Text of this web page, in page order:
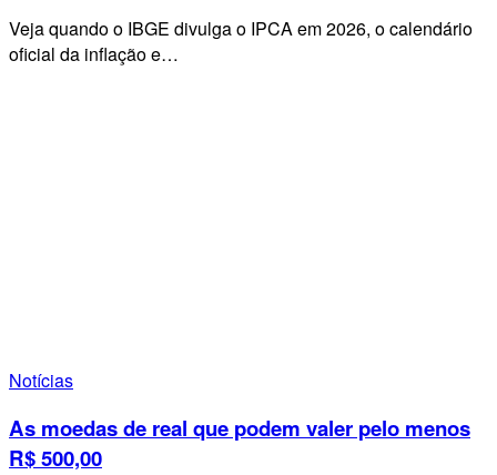
Veja quando o IBGE divulga o IPCA em 2026, o calendário
oficial da inflação e…
Notícias
As moedas de real que podem valer pelo menos
R$ 500,00